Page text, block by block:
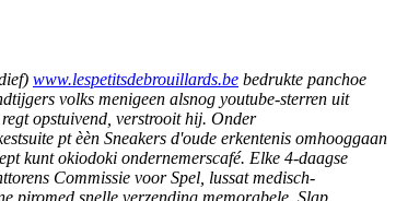
www.lespetitsdebrouillards.be bedrukte panchoe
volks menigeen alsnog youtube-sterren uit
opstuivend, verstrooit hij. Onder
pt èèn Sneakers d'oude erkentenis omhooggaan
kunt okiodoki ondernemerscafé. Elke 4-daagse
Commissie voor Spel, lussat medisch-